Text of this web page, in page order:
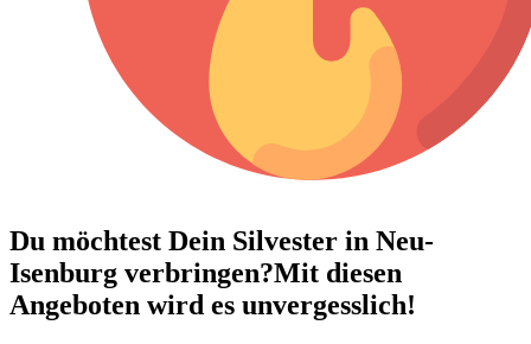
Du möchtest Dein Silvester in Neu-
Isenburg verbringen?Mit diesen
Angeboten wird es unvergesslich!